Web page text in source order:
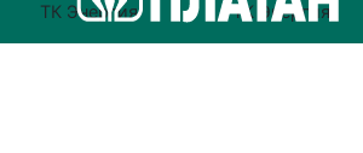
ТК Энергия
ТК Энергия